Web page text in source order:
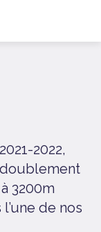
2022,
3200m
de nos